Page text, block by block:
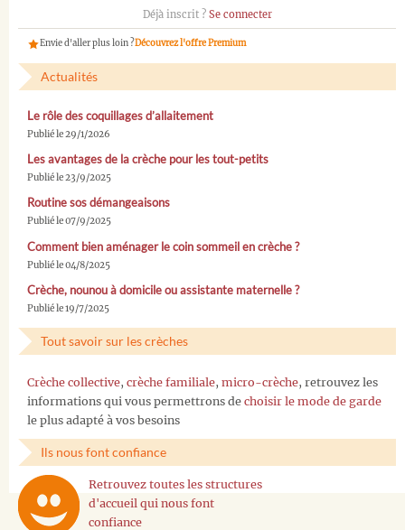
Déjà inscrit ? Se connecter
Envie d'aller plus loin ?Découvrez l'offre Premium
Actualités
Le rôle des coquillages d’allaitement
Publié le 29/1/2026
Les avantages de la crèche pour les tout-petits
Publié le 23/9/2025
Routine sos démangeaisons
Publié le 07/9/2025
Comment bien aménager le coin sommeil en crèche ?
Publié le 04/8/2025
Crèche, nounou à domicile ou assistante maternelle ?
Publié le 19/7/2025
Tout savoir sur les crèches
Crèche collective, crèche familiale, micro-crèche, retrouvez les
informations qui vous permettrons de choisir le mode de garde
le plus adapté à vos besoins
Ils nous font confiance
Retrouvez toutes les structures
d'accueil qui nous font
confiance